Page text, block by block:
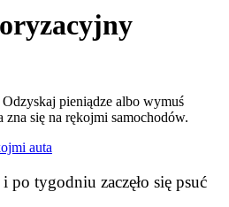
pieniądze albo wymuś
zna się na rękojmi samochodów.
auta
po tygodniu zaczęło się psuć